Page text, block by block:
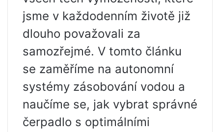
jsme v každodenním životě již
dlouho považovali za
samozřejmé. V tomto článku
se zaměříme na autonomní
systémy zásobování vodou a
naučíme se, jak vybrat správné
čerpadlo s optimálními